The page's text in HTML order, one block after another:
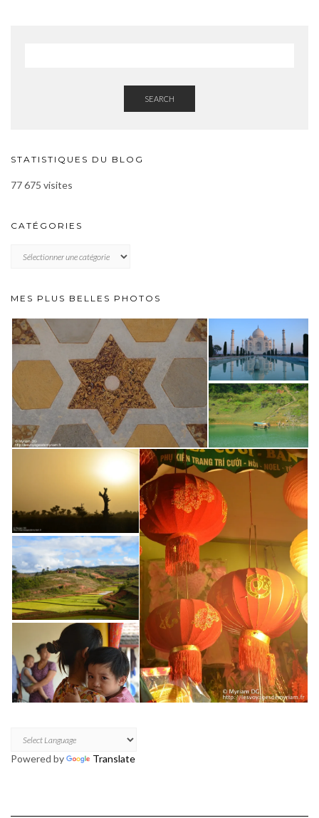
SEARCH
STATISTIQUES DU BLOG
77 675 visites
CATÉGORIES
MES PLUS BELLES PHOTOS
Powered by Translate